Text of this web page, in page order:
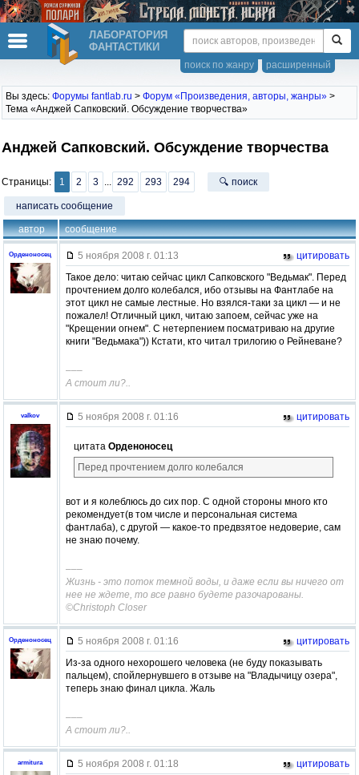
ЛАБОРАТОРИЯ
ФАНТАСТИКИ
расширенный
поиск по жанру
Вы здесь: Форумы fantlab.ru > Форум «Произведения, авторы, жанры» >
Тема «Анджей Сапковский. Обсуждение творчества»
Анджей Сапковский. Обсуждение творчества
Страницы: 1 2 3 ... 292 293 294 🔍 поиск
написать сообщение
автор сообщение
Орденоносец 5 ноября 2008 г. 01:13
цитировать
Такое дело: читаю сейчас цикл Сапковского "Ведьмак". Перед
прочтением долго колебался, ибо отзывы на Фантлабе на
этот цикл не самые лестные. Но взялся-таки за цикл — и не
пожалел! Отличный цикл, читаю запоем, сейчас уже на
"Крещении огнем". С нетерпением посматриваю на другие
книги "Ведьмака")) Кстати, кто читал трилогию о Рейневане?
–––
А стоит ли?..
valkov 5 ноября 2008 г. 01:16 цитировать
цитата Орденоносец
Перед прочтением долго колебался
вот и я колеблюсь до сих пор. С одной стороны много кто
рекомендует(в том числе и персональная система
фантлаба), с другой — какое-то предвзятое недоверие, сам
не знаю почему.
–––
Жизнь - это поток темной воды, и даже если вы ничего от
нее не ждете, то все равно будете разочарованы.
©Christoph Closer
Орденоносец 5 ноября 2008 г. 01:16
цитировать
Из-за одного нехорошего человека (не буду показывать
пальцем), спойлернувшего в отзыве на "Владычицу озера",
теперь знаю финал цикла. Жаль
–––
А стоит ли?..
armitura 5 ноября 2008 г. 01:18
цитировать